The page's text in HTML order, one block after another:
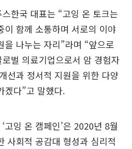
한국 대표는 “고잉 온 토크는
이 함께 소통하며 서로의 이야
을 나누는 자리”라며 “앞으로
벌 의료기업으로서 암 경험자
선과 정서적 지원을 위한 다양
겠다”고 말했다.
고잉 온 캠페인’은 2020년 8월
사회적 공감대 형성과 심리적